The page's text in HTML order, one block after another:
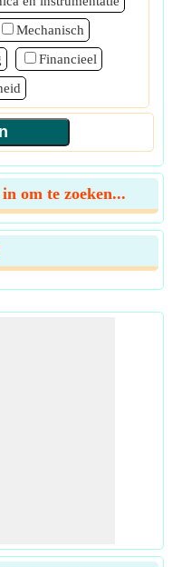
Mechanisch
Financieel
om te zoeken...